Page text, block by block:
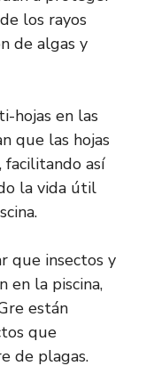
los rayos
de algas y
hojas en las
que las hojas
facilitando así
la vida útil
que insectos y
en la piscina,
están
que
de plagas.